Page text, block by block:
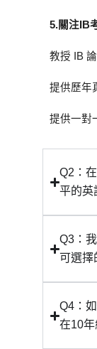
5.關注 IB
教授 IB
提供歷年
提供一對
Q2：
平的英
Q3：
可選擇
Q4：
在10年